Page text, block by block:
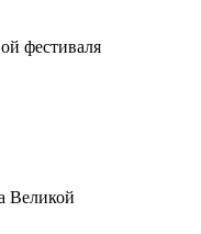
фестиваля
Великой